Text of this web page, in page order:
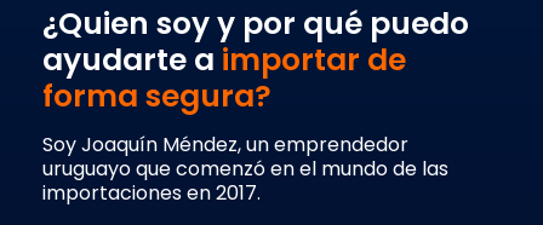
¿Quien soy y por qué puedo
ayudarte a importar de
forma segura?
Soy Joaquín Méndez, un emprendedor
uruguayo que comenzó en el mundo de las
importaciones en 2017.